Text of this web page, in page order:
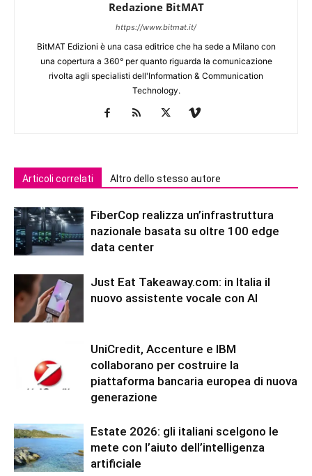
Redazione BitMAT
https://www.bitmat.it/
BitMAT Edizioni è una casa editrice che ha sede a Milano con
una copertura a 360° per quanto riguarda la comunicazione
rivolta agli specialisti dell'lnformation & Communication
Technology.
Articoli correlati Altro dello stesso autore
FiberCop realizza un’infrastruttura
nazionale basata su oltre 100 edge
data center
Just Eat Takeaway.com: in Italia il
nuovo assistente vocale con AI
UniCredit, Accenture e IBM
collaborano per costruire la
piattaforma bancaria europea di nuova
generazione
Estate 2026: gli italiani scelgono le
mete con l’aiuto dell’intelligenza
artificiale